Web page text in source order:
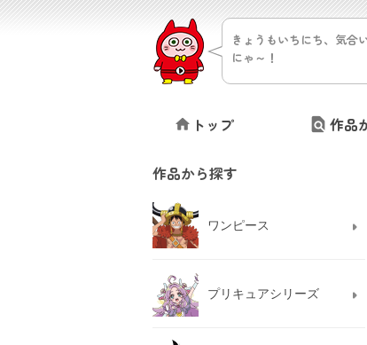
きょうもいちにち、気合
にゃ～！
トップ 作品
作品から探す
ワンピース
プリキュアシリーズ